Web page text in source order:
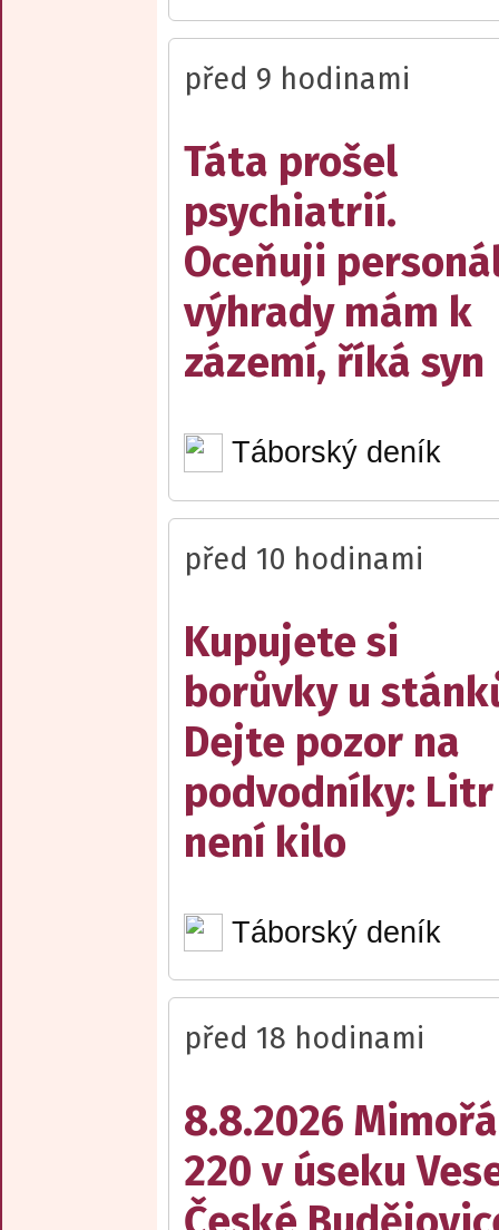
před 9 hodinami
Táta prošel
psychiatrií.
Oceňuji
výhrady mám k
zázemí, říká syn
Táborský deník
před 10 hodinami
Kupujete si
borůvky u
Dejte pozor na
podvodníky: Litr
není kilo
Táborský deník
před 18 hodinami
8.8.2026
220 v úseku